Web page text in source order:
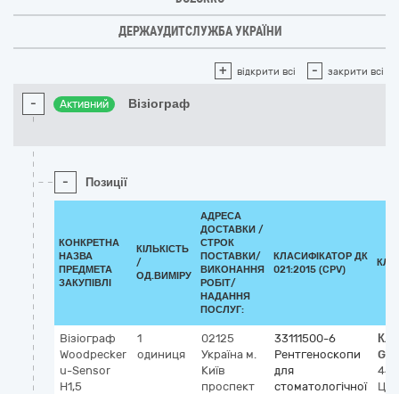
ДЕРЖАУДИТСЛУЖБА УКРАЇНИ
+ відкрити всі - закрити всі
- Активний Візіограф
- Позиції
КОНКРЕТНА
НАЗВА
ПРЕДМЕТА
ЗАКУПІВЛІ
КІЛЬКІСТЬ
/
ОД.ВИМІРУ
АДРЕСА
ДОСТАВКИ /
СТРОК
ПОСТАВКИ/
ВИКОНАННЯ
РОБІТ/
НАДАННЯ
ПОСЛУГ:
КЛАСИФІКАТОР ДК
021:2015 (CPV)
Візіограф
Woodpecker
u-Sensor
H1,5
1
одиниця
02125
Україна м.
Київ
проспект
33111500-6
Рентгеноскопи
для
стоматологічної